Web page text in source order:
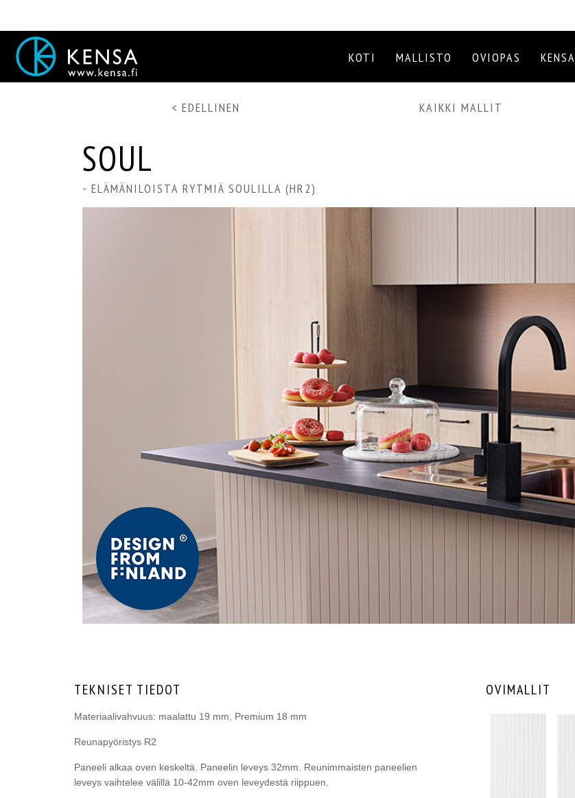
KOTI MALLISTO OVIOPAS KENSA
< EDELLINEN KAIKKI MALLIT
SOUL
- ELÄMÄNILOISTA RYTMIÄ SOULILLA (HR2)
TEKNISET TIEDOT
Materiaalivahvuus: maalattu 19 mm, Premium 18 mm
Reunapyöristys R2
Paneeli alkaa oven keskeltä. Paneelin leveys 32mm. Reunimmaisten paneelien
leveys vaihtelee välillä 10-42mm oven leveydestä riippuen.
OVIMALLIT